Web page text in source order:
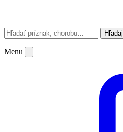
Hľadaj
Menu